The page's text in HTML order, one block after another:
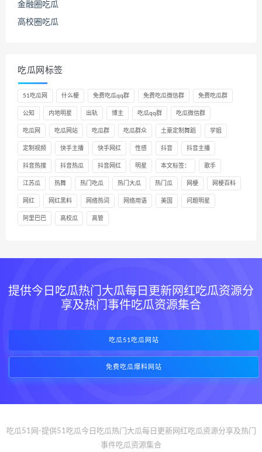
金融圈吃瓜
高校圈吃瓜
吃瓜网标签
51吃瓜网 什么梗 免费吃瓜qq群 免费吃瓜微信群 免费吃瓜群
公知 内地明星 出轨 博主 吃瓜qq群 吃瓜微信群
吃瓜网 吃瓜网站 吃瓜群 吃瓜群众 土豪定制舞蹈 学姐
定制视频 快手主播 快手网红 性感 抖音 抖音主播
抖音热搜 抖音热瓜 抖音网红 明星 本文标签： 歌手
江苏瓜 热舞 热门吃瓜 热门大瓜 热门瓜 网梗 网梗百科
网红 网红黑料 网络热词 网络用语 美国 问题明星
阿里巴巴 高校瓜 高管
提供今日吃瓜热门大瓜每日更新网红吃瓜资源分
享及热门事件吃瓜资源集合
吃瓜51吃瓜网站
免费吃瓜爆料网站
吃瓜51网-提供51吃瓜今日吃瓜热门大瓜每日更新网红吃瓜资源分享及热门
事件吃瓜资源集合